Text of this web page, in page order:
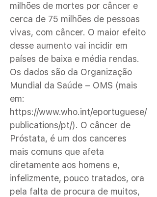
milhões de mortes por câncer e
cerca de 75 milhões de pessoas
vivas, com câncer. O maior efeito
desse aumento vai incidir em
países de baixa e média rendas.
Os dados são da Organização
Mundial da Saúde – OMS (mais
em:
https://www.who.int/eportuguese/
publications/pt/). O câncer de
Próstata, é um dos canceres
mais comuns que afeta
diretamente aos homens e,
infelizmente, pouco tratados, ora
pela falta de procura de muitos,